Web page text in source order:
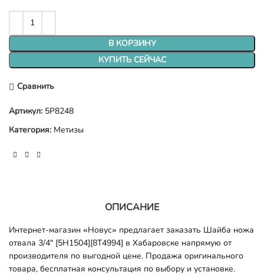
В КОРЗИНУ
КУПИТЬ СЕЙЧАС
Сравнить
Артикул: 5P8248
Категория: Метизы
ОПИСАНИЕ
Интернет-магазин «Новус» предлагает заказать Шайба ножа
отвала 3/4" [5H1504][8T4994] в Хабаровске напрямую от
производителя по выгодной цене. Продажа оригинального
товара, бесплатная консультация по выбору и установке.